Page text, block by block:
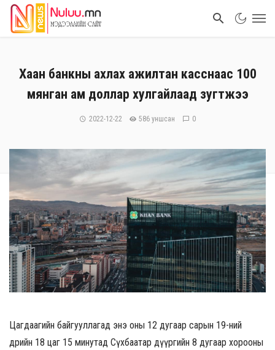
Хаан банкны ахлах ажилтан касснаас 100
мянган ам доллар хулгайлаад зугтжээ
2022-12-22 586 уншсан 0
Цагдаагийн байгууллагад энэ оны 12 дугаар сарын 19-ний
өдрийн 18 цаг 15 минутад Сүхбаатар дүүргийн 8 дугаар хорооны